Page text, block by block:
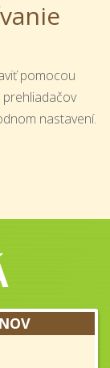
pomocou
nastavení.